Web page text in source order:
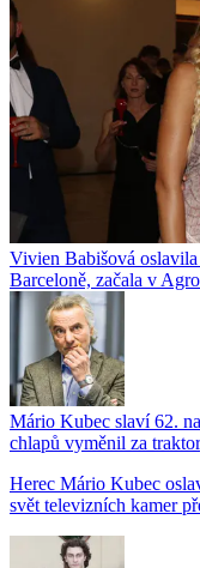
Vivien Babišová
Barceloně, začala v
Mário Kubec slaví 62.
chlapů vyměnil za
Herec Mário Kubec
svět televizních kamer